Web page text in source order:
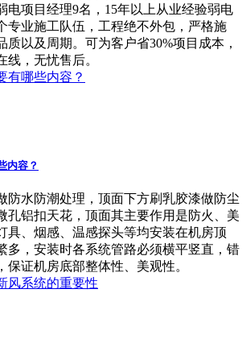
电项目经理9名，15年以上从业经验弱电
专业施工队伍，工程绝不外包，严格施
质以及周期。可为客户省30%项目成本，
线，无忧售后。
内容？
防水防潮处理，顶面下方刷乳胶漆做防尘
孔铝扣天花，顶面其主要作用是防火、美
具、烟感、温感探头等均安装在机房顶
多，安装时各系统管路必须横平竖直，错
保证机房底部整体性、美观性。